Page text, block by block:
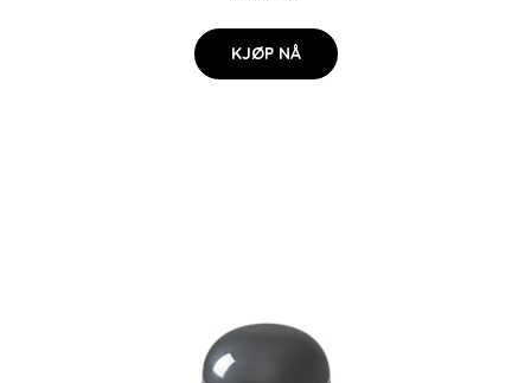
KJØP NÅ